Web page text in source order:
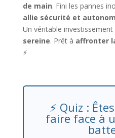
de main. Fini les pannes
allie sécurité et
Un véritable investissement
sereine. Prêt à affronter
⚡
⚡ Quiz :
faire face à